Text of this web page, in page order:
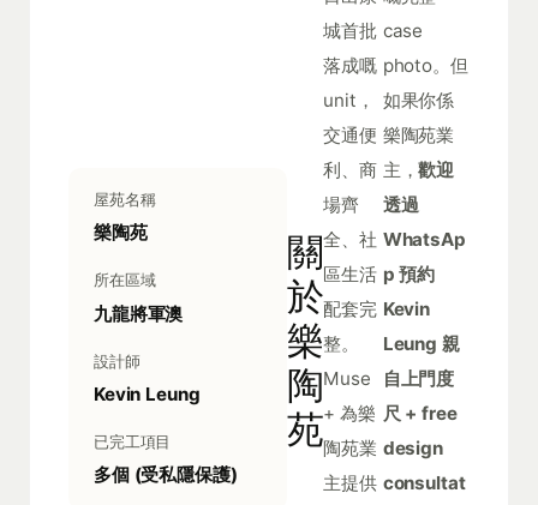
屋苑名稱
樂陶苑
所在區域
九龍將軍澳
設計師
Kevin Leung
已完工項目
多個 (受私隱保護)
關
於
樂
陶
苑
城首批
落成嘅
unit，
交通便
利、商
場齊
全、社
區生活
配套完
整。
Muse
+ 為樂
陶苑業
主提供
case
photo。但
如果你係
樂陶苑業
主，歡迎
透過
WhatsAp
p 預約
Kevin
Leung 親
自上門度
尺 + free
design
consultat